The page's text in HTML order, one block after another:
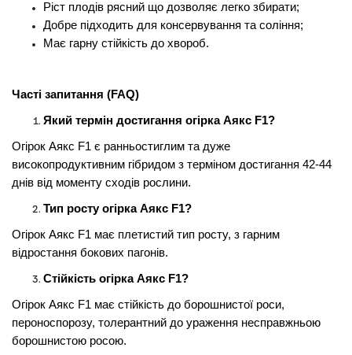
Ріст плодів рясний що дозволяє легко збирати;
Добре підходить для консервування та соління;
Має гарну стійкість до хвороб.
Часті запитання (FAQ)
Який термін достигання огірка Аякс F1?
Огірок Аякс F1 є ранньостиглим та дуже
високопродуктивним гібридом з терміном достигання 42-44
днів від моменту сходів рослини.
Тип росту огірка Аякс F1?
Огірок Аякс F1 має плетистий тип росту, з гарним
відростання бокових пагонів.
Стійкість огірка Аякс F1?
Огірок Аякс F1 має стійкість до борошнистої роси,
пероноспорозу, толерантний до ураження несправжньою
борошнистою росою.